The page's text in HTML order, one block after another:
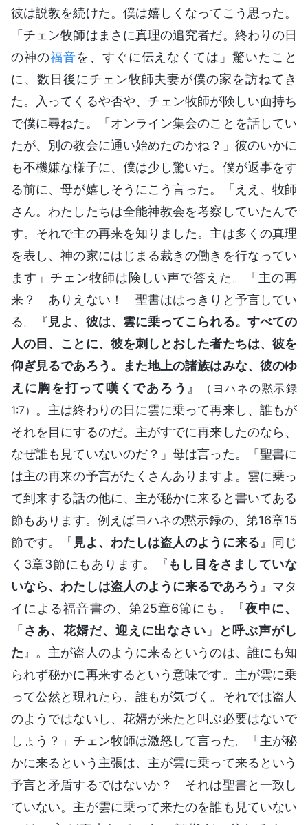
彼は説教を続けた。僕は嬉しくなってこう思った。
「チェン牧師はまさに真理の追究者だ。終わりの日
の神の福音を、すぐに伝えなくては」驚いたこと
に、数日後にチェン牧師夫妻が僕の家を訪ねてき
た。入ってくるや否や、チェン牧師が険しい面持ち
で僕に尋ねた。「オンライン集会のことを話してい
たが、別の教会に通い始めたのかね？」彼のいかに
も不機嫌な様子に、僕は少し驚いた。僕が返事をす
る前に、母が嬉しそうにこう言った。「ええ、牧師
さん。わたしたちは全能神教会を考察していたんで
す。それで主の再来を知りました。主は多くの真理
を表し、神の家にはじまる裁きの働きを行なってい
ます」チェン牧師は険しい声で答えた。「主の再
来？ ありえない！ 聖書ははっきりと予言してい
る。『 見よ、彼は、雲に乗ってこられる。すべての
人の目、ことに、彼を刺しとおした者たちは、彼を
仰ぎ見るであろう。また地上の諸族はみな、彼のゆ
えに胸を打って嘆くであろう 』
（ヨハネの黙示録
1:7） 。主は終わりの日に雲に乗って再来し、誰もが
それを目にするのだ。主がすでに再来したのなら、
なぜ誰も見ていないのだ？」母は言った。「聖書に
は主の再来の予言がたくさんありますよ。雲に乗っ
て到来する話の他に、主が秘かに来ると書いてある
節もあります。例えばヨハネの黙示録の、第16章15
節です。『 見よ、わたしは盗人のように来る 』同じ
く3章3節にもあります。『 もし目をさましていな
いなら、わたしは盗人のように来るであろう 』マタ
イによる福音書の、第25章6節にも。『夜中に、
「さあ、花婿だ、迎えに出なさい 」
と呼ぶ声がし
た 』。主が盗人のように来るというのは、誰にも知
られず秘かに再来するという意味です。主が雲に乗
って公然と現れたら、誰もが気づく。それでは盗人
のようではないし、花婿が来たと叫ぶ必要はないで
しょう？」チェン牧師は激怒して言った。「主が秘
かに来るという主張は、主が雲に乗って来るという
予言と矛盾するではないか？ それは聖書と一致し
ていない。主が雲に乗って来たのを誰も見ていない